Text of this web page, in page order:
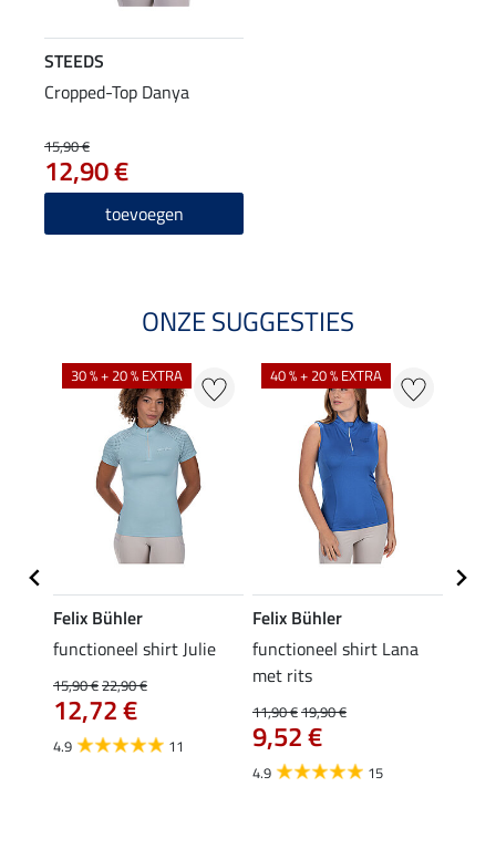
STEEDS
Cropped-Top Danya
15,90 €
12,90 €
toevoegen
ONZE SUGGESTIES
30 % + 20 % EXTRA
Felix Bühler
functioneel shirt Julie
15,90 €22,90 €
12,72 €
4.9 11
40 % + 20 % EXTRA
Felix Bühler
functioneel shirt Lana
met rits
11,90 €19,90 €
9,52 €
4.9 15